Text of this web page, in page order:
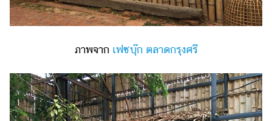
ภาพจาก เฟซบุ๊ก ตลาดกรุงศรี